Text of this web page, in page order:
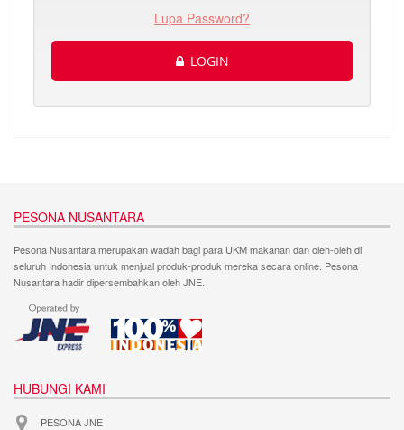
Lupa Password?
LOGIN
PESONA NUSANTARA
Pesona Nusantara merupakan wadah bagi para UKM makanan dan oleh-oleh di
seluruh Indonesia untuk menjual produk-produk mereka secara online. Pesona
Nusantara hadir dipersembahkan oleh JNE.
HUBUNGI KAMI
PESONA JNE